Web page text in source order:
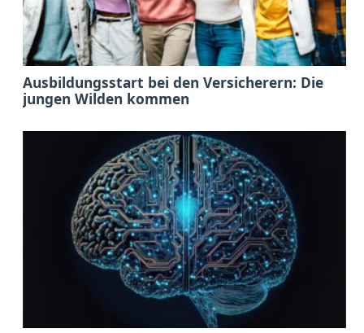
Ausbildungsstart bei den Versicherern: Die
jungen Wilden kommen